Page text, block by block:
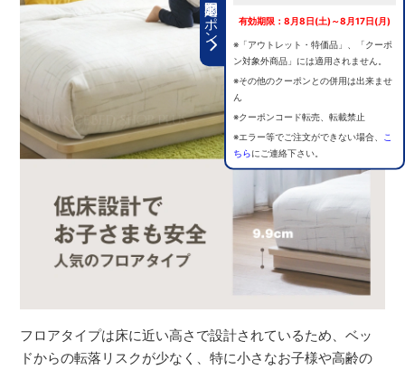
期間限定クーポン 有効期限：8月8日(土)～8月17日(月)
※「アウトレット・特価品」、「クーポ
ン対象外商品」には適用されません。
※その他のクーポンとの併用は出来ませ
ん
※クーポンコード転売、転載禁止
※エラー等でご注文ができない場合、
こ
ちらにご連絡下さい。
フロアタイプは床に近い高さで設計されているため、ベッ
ドからの転落リスクが少なく、特に小さなお子様や高齢の